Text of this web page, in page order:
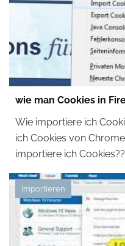
wie man Cookies in
Wie importiere ich
ich Cookies von
importiere ich
Importieren